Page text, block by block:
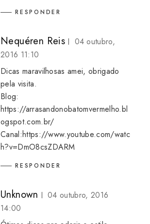
RESPONDER
Nequéren Reis
04 outubro,
2016 11:10
Dicas maravilhosas amei, obrigado
pela visita.
Blog:
https://arrasandonobatomvermelho.bl
ogspot.com.br/
Canal:https://www.youtube.com/watc
h?v=DmO8csZDARM
RESPONDER
Unknown
04 outubro, 2016
14:00